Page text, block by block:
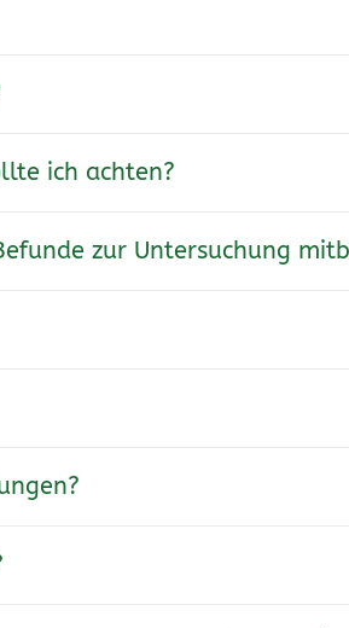
ich achten?
zur Untersuchung